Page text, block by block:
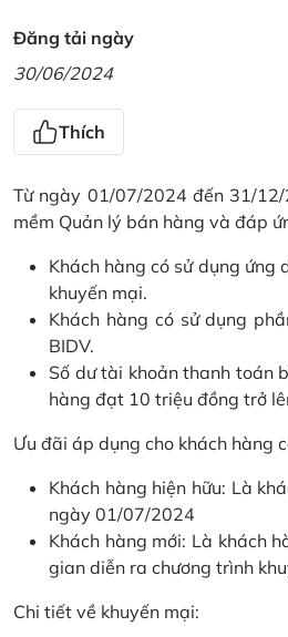
Đăng tải ngày
30/06/2024
Thích
Từ ngày 01/07/2024 đến 31/
mềm Quản lý bán hàng và đáp
Khách hàng có sử dụng
khuyến mại.
Khách hàng có sử dụng
BIDV.
Số dư tài khoản thanh toán
hàng đạt 10 triệu đồng trở
Ưu đãi áp dụng cho khách hàng
Khách hàng hiện hữu: Là
ngày 01/07/2024
Khách hàng mới: Là khách
gian diễn ra chương trình
Chi tiết về khuyến mại: